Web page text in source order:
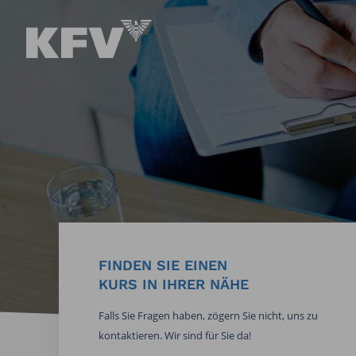
FINDEN SIE EINEN
KURS IN IHRER NÄHE
Falls Sie Fragen haben, zögern Sie nicht, uns zu
kontaktieren. Wir sind für Sie da!